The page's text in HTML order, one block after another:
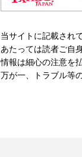
当サイトに記載され
あたっては読者ご自
情報は細心の注意を
万が一、トラブル等